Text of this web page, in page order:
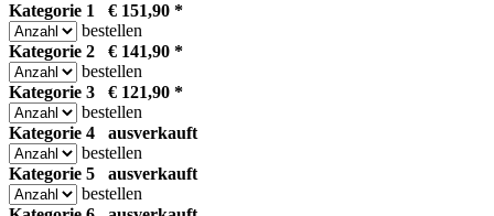
Kategorie 1 € 151,90 *
bestellen
Kategorie 2 € 141,90 *
bestellen
Kategorie 3 € 121,90 *
bestellen
Kategorie 4 ausverkauft
bestellen
Kategorie 5 ausverkauft
bestellen